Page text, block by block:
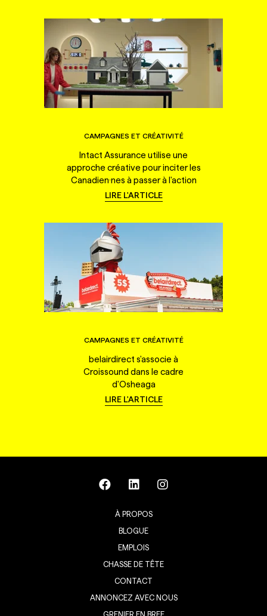
CAMPAGNES ET CRÉATIVITÉ
Intact Assurance utilise une
approche créative pour inciter les
Canadien·nes à passer à l'action
LIRE L'ARTICLE
CAMPAGNES ET CRÉATIVITÉ
belairdirect s'associe à
Croissound dans le cadre
d'Osheaga
LIRE L'ARTICLE
À PROPOS
BLOGUE
EMPLOIS
CHASSE DE TÊTE
CONTACT
ANNONCEZ AVEC NOUS